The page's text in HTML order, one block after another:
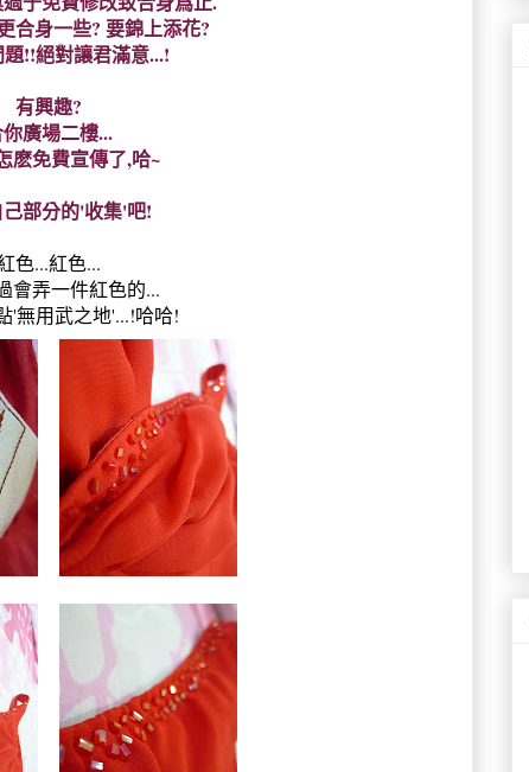
合身一些? 要錦上添花?
!!絕對讓君滿意...!
有興趣?
廣場二樓...
麽免費宣傳了,哈~
部分的'收集'吧!
色...紅色...
會弄一件紅色的...
'無用武之地'...!哈哈!